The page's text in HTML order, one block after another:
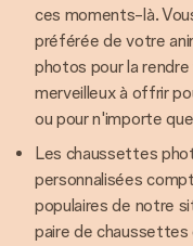
ces moments-là.
préférée de votre
photos pour la
merveilleux à offrir
ou pour n'importe
Les chaussettes
personnalisées
populaires de notre
paire de